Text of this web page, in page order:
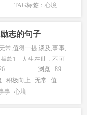
妄自菲薄；你会酒囊饭
：不要以为后边还有
TAG标签：心境
志的句子
常,值得一提,谈及,事事,
款1、人生在世，不可
...
浏览 : 89
积极向上 无常
值
事 心境